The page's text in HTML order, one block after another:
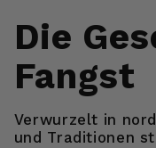
Die
Fangst
Verwurzelt in
und Traditionen